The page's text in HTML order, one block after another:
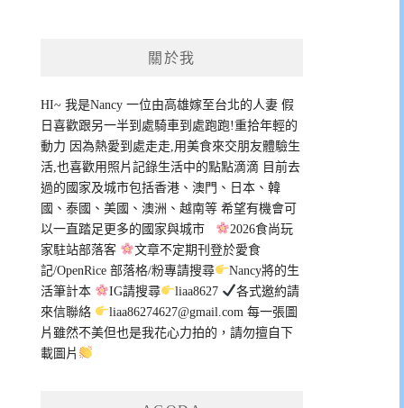
關於我
HI~ 我是Nancy 一位由高雄嫁至台北的人妻 假
日喜歡跟另一半到處騎車到處跑跑!重拾年輕的
動力 因為熱愛到處走走,用美食來交朋友體驗生
活,也喜歡用照片記錄生活中的點點滴滴 目前去
過的國家及城市包括香港、澳門、日本、韓
國、泰國、美國、澳洲、越南等 希望有機會可
以一直踏足更多的國家與城市
2026食尚玩
家駐站部落客
文章不定期刊登於愛食
記/OpenRice 部落格/粉專請搜尋
Nancy將的生
活筆計本
IG請搜尋 liaa8627
各式邀約請
來信聯絡
liaa86274627@gmail.com 每一張圖
片雖然不美但也是我花心力拍的，請勿擅自下
載圖片